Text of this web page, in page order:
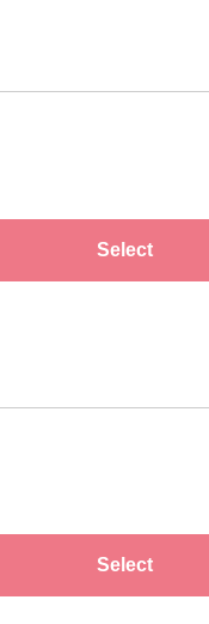
Select
Select